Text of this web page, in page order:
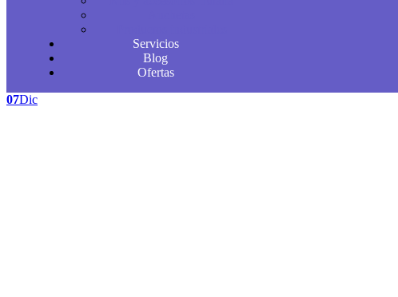
Servicios
Blog
Ofertas
07Dic